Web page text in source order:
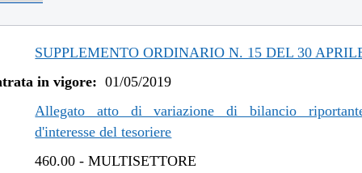
al 25/02/2021
al 01/07/2020
al 06/11/2019
al 10/07/2019
SUPPLEMENTO ORDINARIO N. 15 DEL 30
in vigore: 01/05/2019
Allegato atto di variazione di bilancio
d'interesse del tesoriere
460.00 -MULTISETTORE